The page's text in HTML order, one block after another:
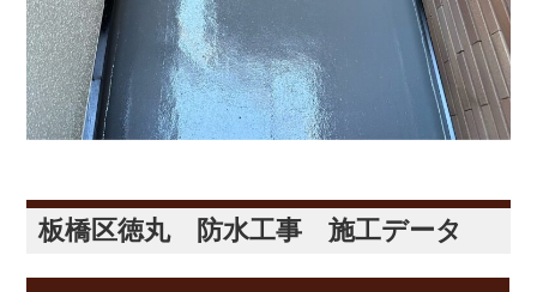
板橋区徳丸 防水工事 施工データ